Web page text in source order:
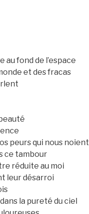
au fond de l’espace
et des fracas
peurs qui nous noient
ce tambour
réduite au moi
leur désarroi
la pureté du ciel